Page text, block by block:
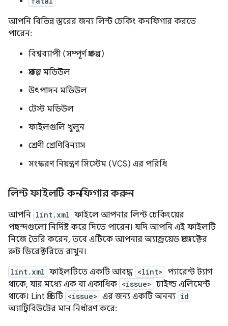
আপনি বিভিন্ন স্তরের জন্য লিন্ট চেকিং কনফিগার করতে
পারেন:
বিশ্বব্যাপী (সম্পূর্ণ প্রকল্প)
প্রকল্প মডিউল
উৎপাদন মডিউল
টেস্ট মডিউল
ফাইলগুলি খুলুন
শ্রেণী শ্রেণিবিন্যাস
সংস্করণ নিয়ন্ত্রণ সিস্টেম (VCS) এর পরিধি
লিন্ট ফাইলটি কনফিগার করুন
আপনি lint.xml ফাইলে আপনার লিন্ট চেকিংয়ের
পছন্দগুলো নির্দিষ্ট করে দিতে পারেন। যদি আপনি এই ফাইলটি
নিজে তৈরি করেন, তবে এটিকে আপনার অ্যান্ড্রয়েড প্রজেক্টের
রুট ডিরেক্টরিতে রাখুন।
lint.xml ফাইলটিতে একটি আবদ্ধ <lint> প্যারেন্ট ট্যাগ
থাকে, যার মধ্যে এক বা একাধিক <issue> চাইল্ড এলিমেন্ট
থাকে। Lint প্রতিটি <issue> এর জন্য একটি অনন্য id
অ্যাট্রিবিউটের মান নির্ধারণ করে: